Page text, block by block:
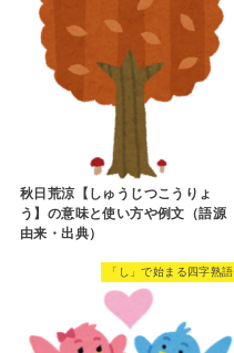
秋日荒涼【しゅうじつこうりょ
う】の意味と使い方や例文（語源
由来・出典）
「し」で始まる四字熟語